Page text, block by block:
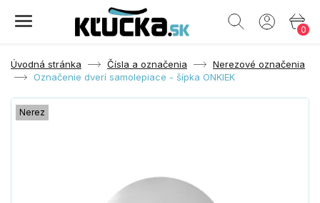
0
Úvodná stránka Čísla a označenia
Nerezové označenia
Označenie dverí samolepiace - šípka ONKIEK
Nerez